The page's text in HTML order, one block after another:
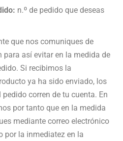
n.º de pedido que deseas
que nos comuniques de
así evitar en la medida de
Si recibimos la
ya ha sido enviado, los
corren de tu cuenta. En
por tanto que en la medida
mediante correo electrónico
por la inmediatez en la